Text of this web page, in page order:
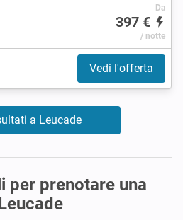
Da
397 €
/ notte
Vedi l'offerta
a Leucade
per prenotare una